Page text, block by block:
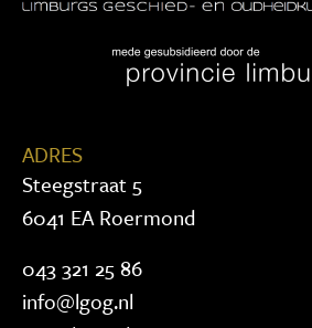
ADRES
Steegstraat 5
6041 EA Roermond
043 321 25 86
info@lgog.nl